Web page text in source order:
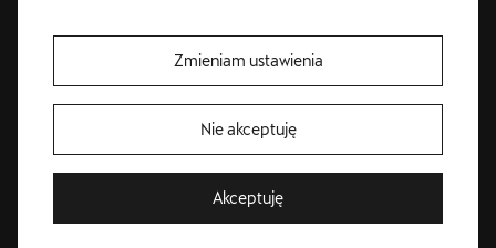
ŁukaszTaruć
Kierownik Sprzedaży
cuprabydgoszcz@plichta.com.pl
Zmieniam ustawienia
Nie akceptuję
Akceptuję